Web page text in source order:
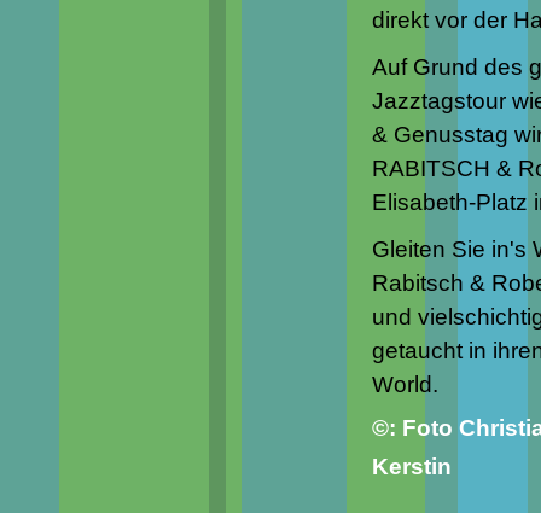
direkt vor der
Auf Grund des
Jazztagstour
& Genusstag
RABITSCH &
Elisabeth-Platz
Gleiten Sie in's
Rabitsch &
und
getaucht in
World.
©: Foto
Kerstin